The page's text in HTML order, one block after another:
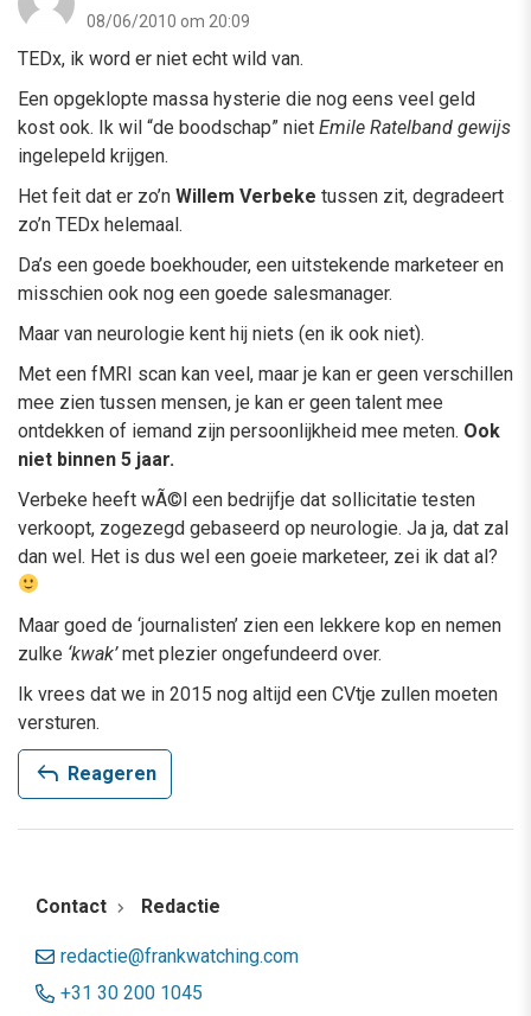
08/06/2010 om 20:09
TEDx, ik word er niet echt wild van.
Een opgeklopte massa hysterie die nog eens veel geld
kost ook. Ik wil “de boodschap” niet Emile Ratelband gewijs
ingelepeld krijgen.
Het feit dat er zo’n Willem Verbeke tussen zit, degradeert
zo’n TEDx helemaal.
Da’s een goede boekhouder, een uitstekende marketeer en
misschien ook nog een goede salesmanager.
Maar van neurologie kent hij niets (en ik ook niet).
Met een fMRI scan kan veel, maar je kan er geen verschillen
mee zien tussen mensen, je kan er geen talent mee
ontdekken of iemand zijn persoonlijkheid mee meten. Ook
niet binnen 5 jaar.
Verbeke heeft wÃ©l een bedrijfje dat sollicitatie testen
verkoopt, zogezegd gebaseerd op neurologie. Ja ja, dat zal
dan wel. Het is dus wel een goeie marketeer, zei ik dat al?
Maar goed de ‘journalisten’ zien een lekkere kop en nemen
zulke ‘kwak’met plezier ongefundeerd over.
Ik vrees dat we in 2015 nog altijd een CVtje zullen moeten
versturen.
reply Reageren
Contact Redactie
redactie@frankwatching.com
+31 30 200 1045